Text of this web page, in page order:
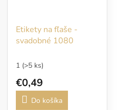
Etikety na fľaše -
svadobné 1080
1 (>5 ks)
€0,49
Do košíka